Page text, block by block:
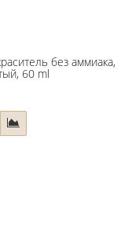
без аммиака,
60 ml